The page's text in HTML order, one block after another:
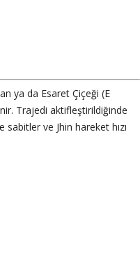
ya da Esaret Çiçeği (E
Trajedi aktifleştirildiğinde
ve Jhin hareket hızı